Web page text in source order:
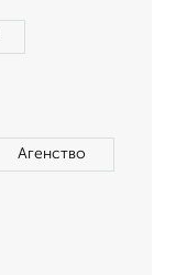
Агенство